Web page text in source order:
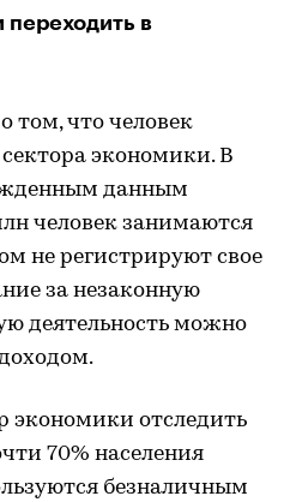
переходить в
том, что человек
экономики. В
данным
человек занимаются
не регистрируют свое
за незаконную
деятельность можно
экономики отследить
70% населения
безналичным